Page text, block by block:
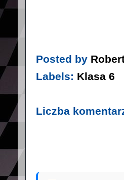
Posted by
Labels: Klasa 6
Liczba